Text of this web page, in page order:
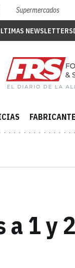
Supermercados
NEWSLETTERS
1 y